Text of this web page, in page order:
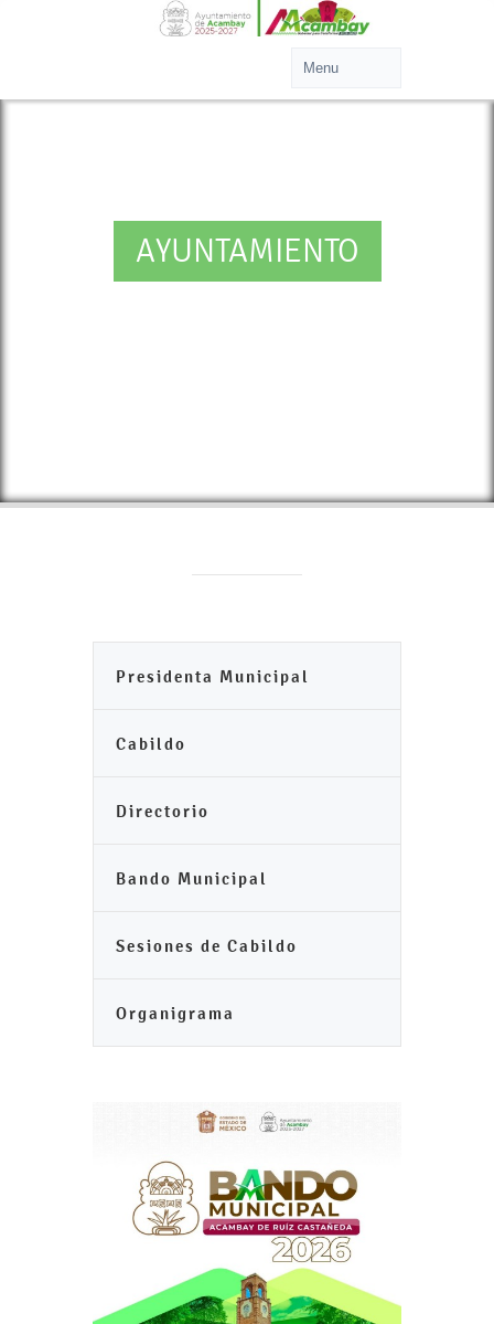
AYUNTAMIENTO
Presidenta Municipal
Cabildo
Directorio
Bando Municipal
Sesiones de Cabildo
Organigrama